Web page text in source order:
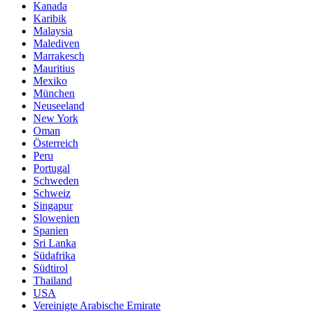
Kanada
Karibik
Malaysia
Malediven
Marrakesch
Mauritius
Mexiko
München
Neuseeland
New York
Oman
Österreich
Peru
Portugal
Schweden
Schweiz
Singapur
Slowenien
Spanien
Sri Lanka
Südafrika
Südtirol
Thailand
USA
Vereinigte Arabische Emirate